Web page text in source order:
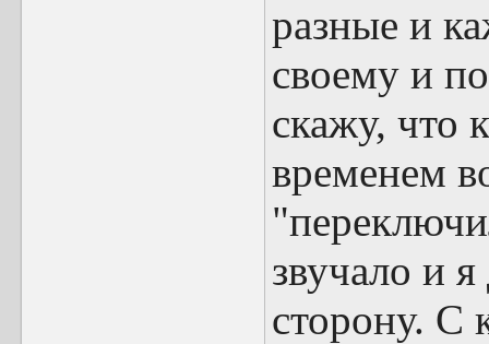
разные и
своему и
скажу, что
временем
звучало и
сторону. С